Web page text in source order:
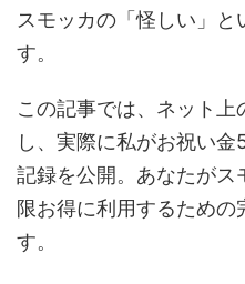
スモッカの「怪しい」と
す。
この記事では、ネット
し、実際に私がお祝い
記録を公開。あなたがス
限お得に利用するための
す。